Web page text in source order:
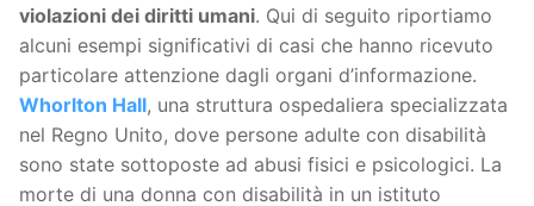
violazioni dei diritti umani. Qui di seguito riportiamo
alcuni esempi significativi di casi che hanno ricevuto
particolare attenzione dagli organi d’informazione.
Whorlton Hall, una struttura ospedaliera specializzata
nel Regno Unito, dove persone adulte con disabilità
sono state sottoposte ad abusi fisici e psicologici. La
morte di una donna con disabilità in un istituto